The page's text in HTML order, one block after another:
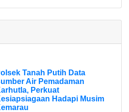
Tanah Putih Data
Air Pemadaman
Perkuat
Hadapi Musim